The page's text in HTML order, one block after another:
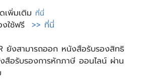
เพิ่มเติม ที่นี่
งใช้ฟรี >> ที่นี่
ยังสามารถออก หนังสือรับรองสิทธิ
สือรับรองการหักภาษี ออนไลน์ ผ่าน